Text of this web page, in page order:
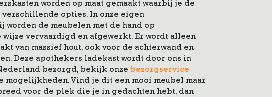
worden op maat gemaakt waarbij je de
verschillende opties. In onze eigen
worden de meubelen met de hand op
vervaardigd en afgewerkt. Er wordt alleen
van massief hout, ook voor de achterwand en
Deze apothekers ladekast wordt door ons in
bezorgd, bekijk onze bezorgservice
mogelijkheden. Vind je dit een mooi meubel maar
voor de plek die je in gedachten hebt, dan